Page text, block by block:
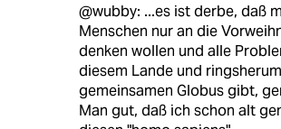
@wubby: ...es ist derbe, daß
Menschen nur an die
denken wollen und alle
diesem Lande und
gemeinsamen Globus gibt,
Man gut, daß ich schon alt